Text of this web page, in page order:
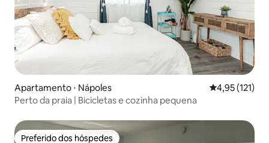
Apartamento ⋅ Nápoles 4,95 de uma
4,95 (121)
Perto da praia | Bicicletas e cozinha pequena
Preferido dos hóspedes